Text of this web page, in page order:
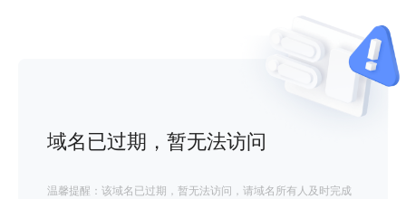
域名已过期，暂无法访问
温馨提醒：该域名已过期，暂无法访问，请域名所有人及时完成